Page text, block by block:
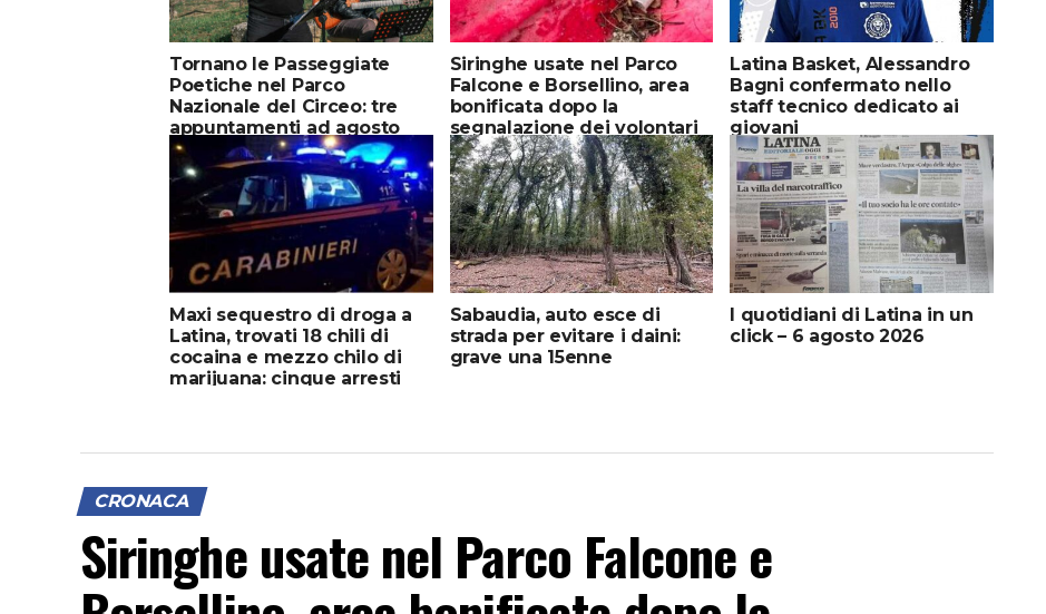
Tornano le Passeggiate
Poetiche nel Parco
Nazionale del Circeo: tre
appuntamenti ad agosto
Siringhe usate nel Parco
Falcone e Borsellino, area
bonificata dopo la
segnalazione dei volontari
Latina Basket, Alessandro
Bagni confermato nello
staff tecnico dedicato ai
giovani
Maxi sequestro di droga a
Latina, trovati 18 chili di
cocaina e mezzo chilo di
marijuana: cinque arresti
Sabaudia, auto esce di
strada per evitare i daini:
grave una 15enne
I quotidiani di Latina in un
click – 6 agosto 2026
CRONACA
Siringhe usate nel Parco Falcone e